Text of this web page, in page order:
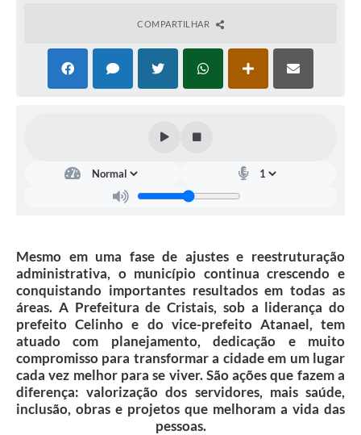
COMPARTILHAR
Mesmo em uma fase de ajustes e reestruturação
administrativa, o município continua crescendo e
conquistando importantes resultados em todas as
áreas. A Prefeitura de Cristais, sob a liderança do
prefeito Celinho e do vice-prefeito Atanael, tem
atuado com planejamento, dedicação e muito
compromisso para transformar a cidade em um lugar
cada vez melhor para se viver. São ações que fazem a
diferença: valorização dos servidores, mais saúde,
inclusão, obras e projetos que melhoram a vida das
pessoas.